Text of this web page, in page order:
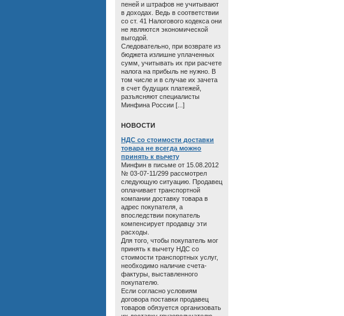
пеней и штрафов не учитывают
в доходах. Ведь в соответствии
со ст. 41 Налогового кодекса они
не являются экономической
выгодой.
Следовательно, при возврате из
бюджета излишне уплаченных
сумм, учитывать их при расчете
налога на прибыль не нужно. В
том числе и в случае их зачета
в счет будущих платежей,
разъясняют специалисты
Минфина России [...]
HОВОСТИ
НДС со стоимости доставки
товара не всегда можно
принять к вычету
Минфин в письме от 15.08.2012
№ 03-07-11/299 рассмотрел
следующую ситуацию. Продавец
оплачивает транспортной
компании доставку товара в
адрес покупателя, а
впоследствии покупатель
компенсирует продавцу эти
расходы.
Для того, чтобы покупатель мог
принять к вычету НДС со
стоимости транспортных услуг,
необходимо наличие счета-
фактуры, выставленного
покупателю.
Если согласно условиям
договора поставки продавец
товаров обязуется организовать